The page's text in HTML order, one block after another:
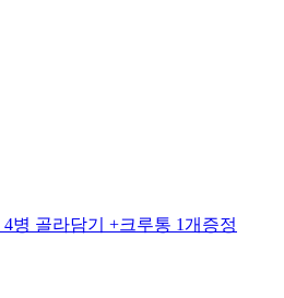
병 골라담기 +크루통 1개증정